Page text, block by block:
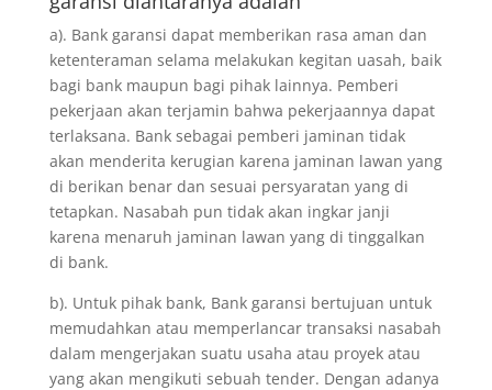
a). Bank garansi dapat memberikan rasa aman dan
ketenteraman selama melakukan kegitan uasah, baik
bagi bank maupun bagi pihak lainnya. Pemberi
pekerjaan akan terjamin bahwa pekerjaannya dapat
terlaksana. Bank sebagai pemberi jaminan tidak
akan menderita kerugian karena jaminan lawan yang
di berikan benar dan sesuai persyaratan yang di
tetapkan. Nasabah pun tidak akan ingkar janji
karena menaruh jaminan lawan yang di tinggalkan
di bank.
b). Untuk pihak bank, Bank garansi bertujuan untuk
memudahkan atau memperlancar transaksi nasabah
dalam mengerjakan suatu usaha atau proyek atau
yang akan mengikuti sebuah tender. Dengan adanya